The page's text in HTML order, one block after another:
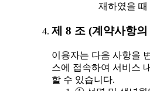
재하였을 때
제 8 조 (계약사항
이용자는 다음 사항을
스에 접속하여 서비스
할 수 있습니다.